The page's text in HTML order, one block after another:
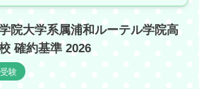
院大学系属浦和ルーテル学院高
確約基準 2026
験